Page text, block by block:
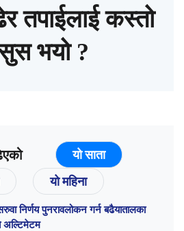
तपाईलाई कस्तो
भयो ?
यो साता
यो महिना
निर्णय पुनरावलोकन गर्न बढैयातालका
अल्टिमेटम